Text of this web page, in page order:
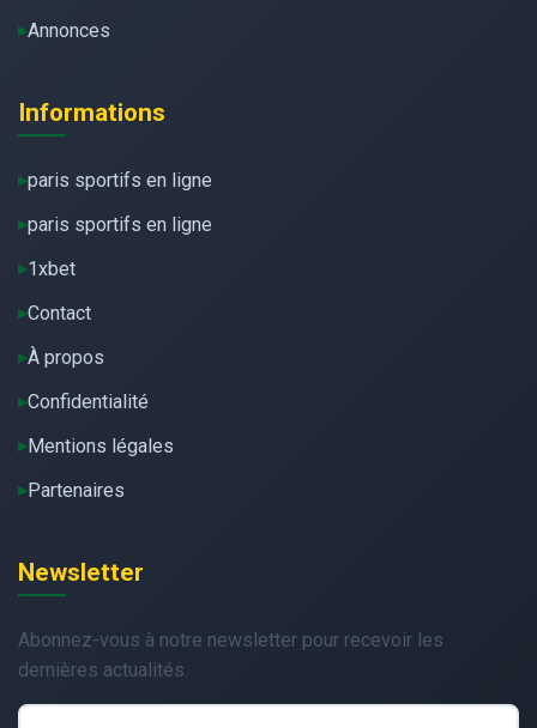
Annonces
Informations
paris sportifs en ligne
paris sportifs en ligne
1xbet
Contact
À propos
Confidentialité
Mentions légales
Partenaires
Newsletter
Abonnez-vous à notre newsletter pour recevoir les
dernières actualités.